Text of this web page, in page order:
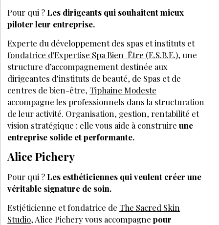
Pour qui ? Les dirigeants qui souhaitent mieux
piloter leur entreprise.
Experte du développement des spas et instituts et
fondatrice d'Expertise Spa Bien-Être (E.S.B.E.), une
structure d’accompagnement destinée aux
dirigeantes d’instituts de beauté, de Spas et de
centres de bien-être, Tiphaine Modeste
accompagne les professionnels dans la structuration
de leur activité. Organisation, gestion, rentabilité et
vision stratégique : elle vous aide à construire une
entreprise solide et performante.
Alice Pichery
Pour qui ? Les esthéticiennes qui veulent créer une
véritable signature de soin.
Estjéticienne et fondatrice de The Sacred Skin
Studio, Alice Pichery vous accompagne pour